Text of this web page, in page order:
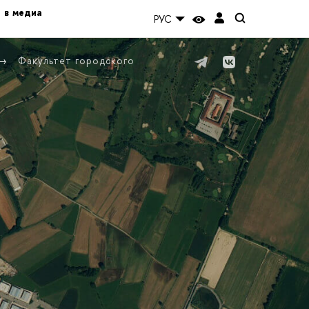
медиа РУС
Факультет городского